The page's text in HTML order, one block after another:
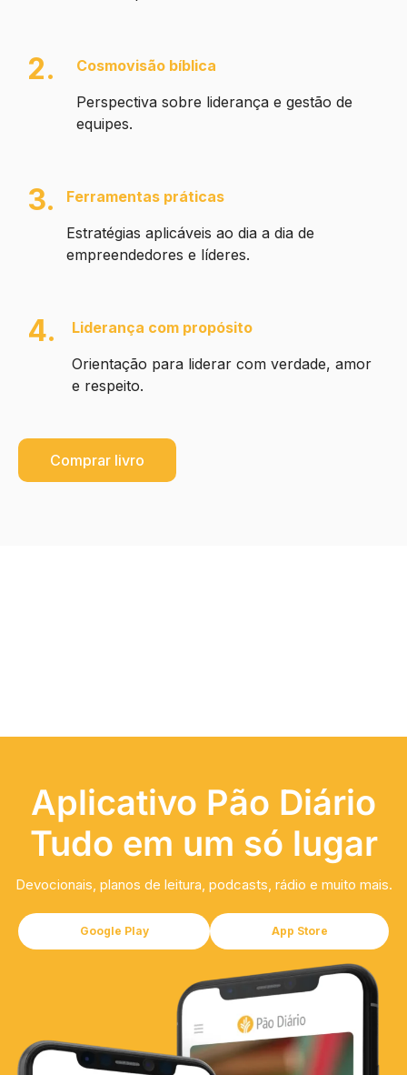
2.
Cosmovisão bíblica
Perspectiva sobre liderança e gestão de
equipes.
3.
Ferramentas práticas
Estratégias aplicáveis ao dia a dia de
empreendedores e líderes.
4.
Liderança com propósito
Orientação para liderar com verdade, amor
e respeito.
Comprar livro
Aplicativo Pão Diário
Tudo em um só lugar
Devocionais, planos de leitura, podcasts, rádio e muito mais.
Google Play App Store